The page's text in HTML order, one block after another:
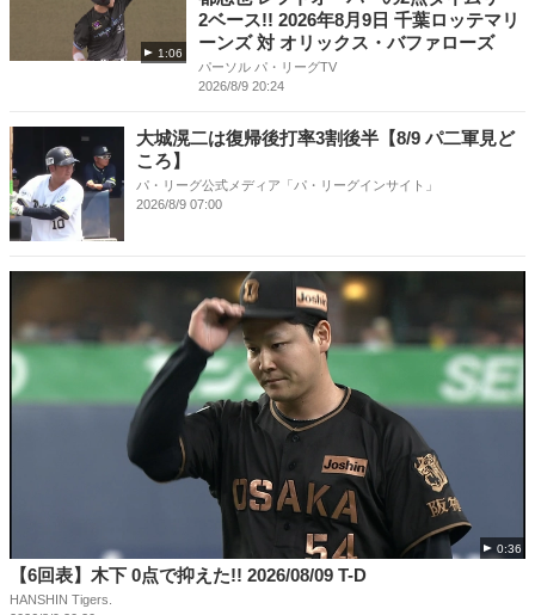
1:06
2ベース!! 2026年8月9日 千葉ロッテマリ
ーンズ 対 オリックス・バファローズ
パーソル パ・リーグTV
2026/8/9 20:24
大城滉二は復帰後打率3割後半【8/9 パ二軍見ど
ころ】
パ・リーグ公式メディア「パ・リーグインサイト」
2026/8/9 07:00
0:36
【6回表】木下 0点で抑えた!! 2026/08/09 T-D
HANSHIN Tigers.